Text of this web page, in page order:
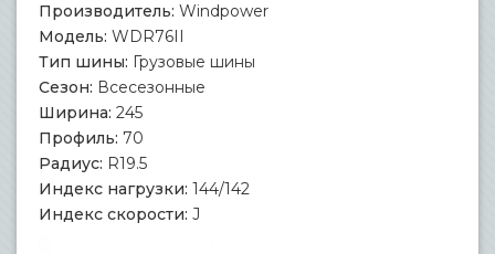
Производитель: Windpower
Модель: WDR76II
Тип шины: Грузовые шины
Сезон: Всесезонные
Ширина: 245
Профиль: 70
Радиус: R19.5
Индекс нагрузки: 144/142
Индекс скорости: J